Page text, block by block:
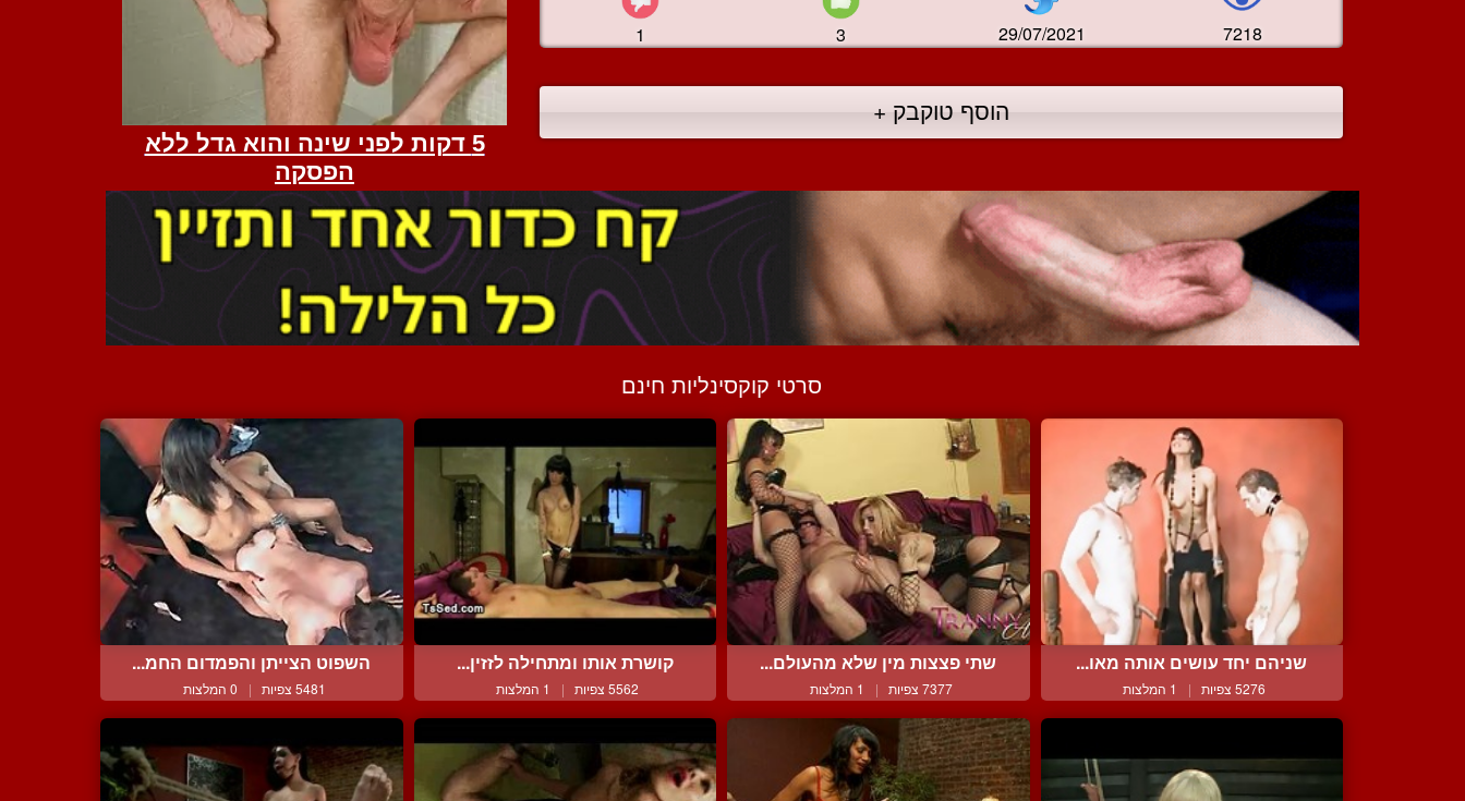
1 3 29/07/2021 7218
הוסף טוקבק +
סרטי קוקסינליות חינם
שניהם יחד עושים אותה מאו...
5276 צפיות | 1 המלצות
שתי פצצות מין שלא מהעולם...
7377 צפיות | 1 המלצות
קושרת אותו ומתחילה לזזין...
5562 צפיות | 1 המלצות
השפוט הצייתן והפמדום החמ...
5481 צפיות | 0 המלצות